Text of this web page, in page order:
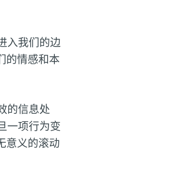
入我们的边
的情感和本
的信息处
一项行为变
意义的滚动